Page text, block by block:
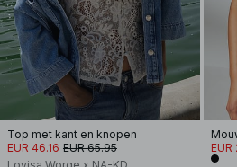
Top met kant en knopen
EUR 46.16 EUR 65.95
EUR